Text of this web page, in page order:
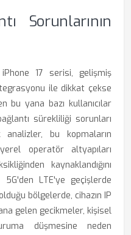
Sorunlarının
17 serisi, gelişmiş
ile dikkat çekse
bu yana bazı kullanıcılar
sürekliliği sorunları
analizler, bu kopmaların
operatör altyapıları
kaynaklandığını
LTE'ye geçişlerde
bölgelerde, cihazın IP
gelen gecikmeler, kişisel
düşmesine neden